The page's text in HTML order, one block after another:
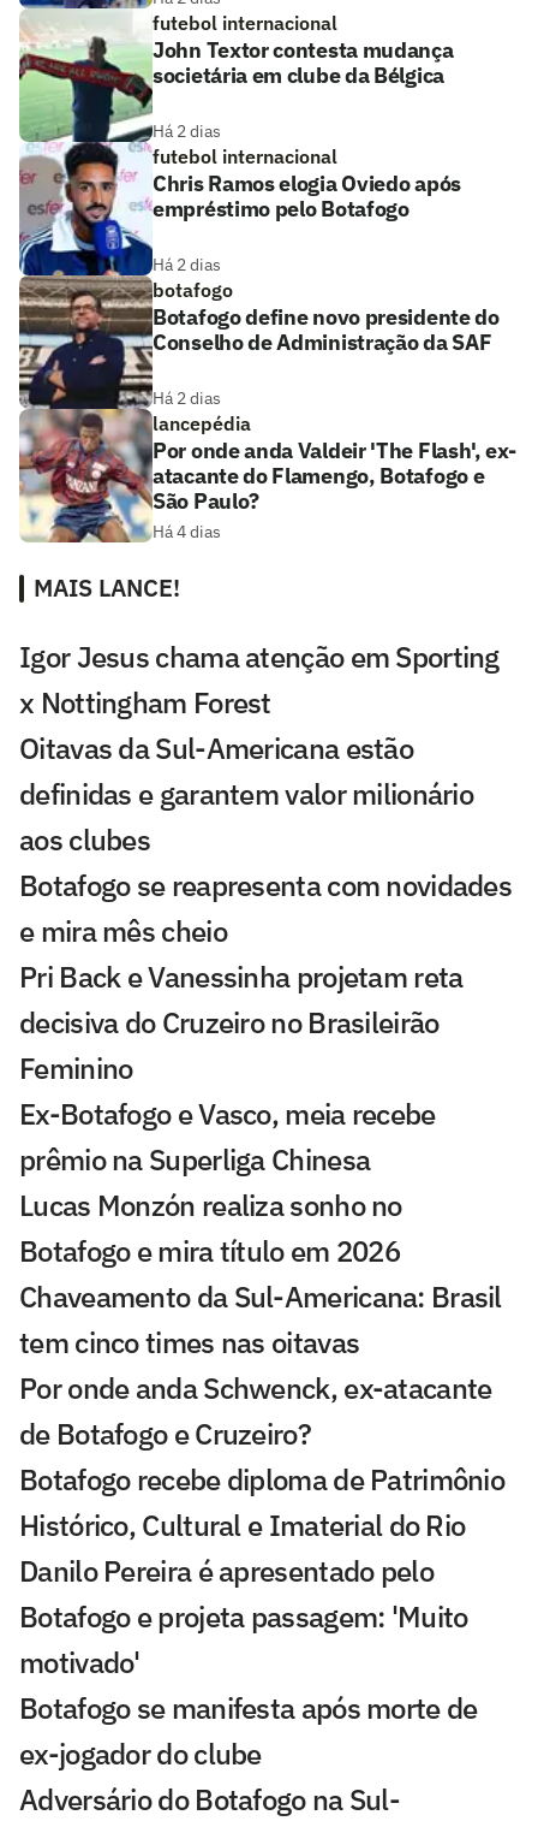
futebol internacional
John Textor contesta mudança
societária em clube da Bélgica
Há 2 dias
futebol internacional
Chris Ramos elogia Oviedo após
empréstimo pelo Botafogo
Há 2 dias
botafogo
Botafogo define novo presidente do
Conselho de Administração da SAF
Há 2 dias
lancepédia
Por onde anda Valdeir 'The Flash', ex-
atacante do Flamengo, Botafogo e
São Paulo?
Há 4 dias
MAIS LANCE!
Igor Jesus chama atenção em Sporting
x Nottingham Forest
Oitavas da Sul-Americana estão
definidas e garantem valor milionário
aos clubes
Botafogo se reapresenta com novidades
e mira mês cheio
Pri Back e Vanessinha projetam reta
decisiva do Cruzeiro no Brasileirão
Feminino
Ex-Botafogo e Vasco, meia recebe
prêmio na Superliga Chinesa
Lucas Monzón realiza sonho no
Botafogo e mira título em 2026
Chaveamento da Sul-Americana: Brasil
tem cinco times nas oitavas
Por onde anda Schwenck, ex-atacante
de Botafogo e Cruzeiro?
Botafogo recebe diploma de Patrimônio
Histórico, Cultural e Imaterial do Rio
Danilo Pereira é apresentado pelo
Botafogo e projeta passagem: 'Muito
motivado'
Botafogo se manifesta após morte de
ex-jogador do clube
Adversário do Botafogo na Sul-